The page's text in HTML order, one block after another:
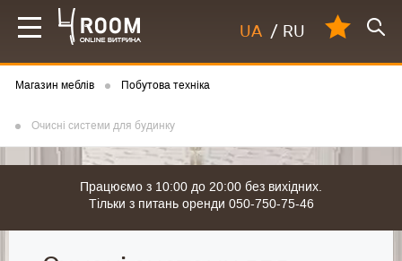
UA / RU
Магазин меблів Побутова техніка
Очисні системи для будинку
Працюємо з 10:00 до 20:00 без вихідних.
Тільки з питань оренди 050-750-75-46